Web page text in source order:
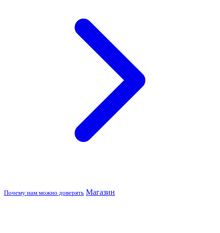
Почему нам можно доверять Магазин